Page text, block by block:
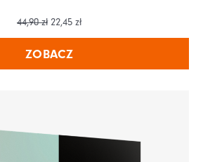
44,90zł 22,45 zł
ZOBACZ